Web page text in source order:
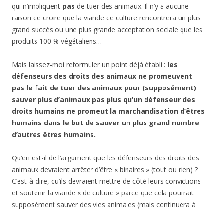
qui n’impliquent pas de tuer des animaux. Il n’y a aucune
raison de croire que la viande de culture rencontrera un plus
grand succès ou une plus grande acceptation sociale que les
produits 100 % végétaliens…
Mais laissez-moi reformuler un point déjà établi : les
défenseurs des droits des animaux ne promeuvent
pas le fait de tuer des animaux pour (supposément)
sauver plus d’animaux pas plus qu’un défenseur des
droits humains ne promeut la marchandisation d’êtres
humains dans le but de sauver un plus grand nombre
d’autres êtres humains.
Qu’en est-il de l’argument que les défenseurs des droits des
animaux devraient arrêter d’être « binaires » (tout ou rien) ?
C’est-à-dire, qu’ils devraient mettre de côté leurs convictions
et soutenir la viande « de culture » parce que cela pourrait
supposément sauver des vies animales (mais continuera à